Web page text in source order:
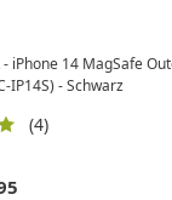
- iPhone 14 MagSafe
IP14S) - Schwarz
(4)